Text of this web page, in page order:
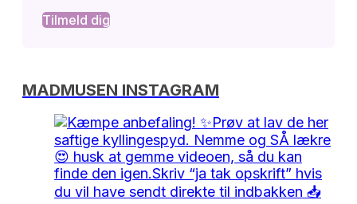
Tilmeld dig
MADMUSEN INSTAGRAM